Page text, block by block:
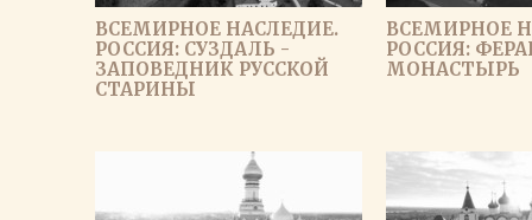
ВСЕМИРНОЕ НАСЛЕДИЕ.
РОССИЯ: СУЗДАЛЬ -
ЗАПОВЕДНИК РУССКОЙ
СТАРИНЫ
ВСЕМИРНОЕ
РОССИЯ:
МОНАСТЫРЬ